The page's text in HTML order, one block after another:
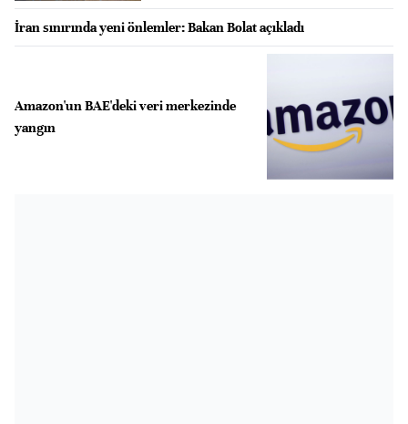
İran sınırında yeni önlemler: Bakan Bolat açıkladı
Amazon'un BAE'deki veri merkezinde
yangın